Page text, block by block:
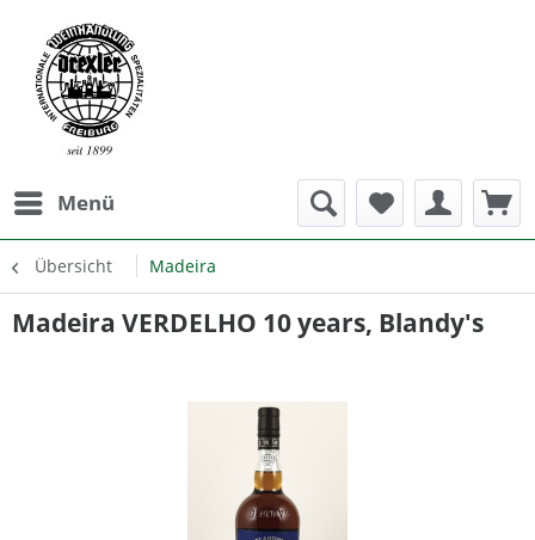
Menü
Übersicht Madeira
Madeira VERDELHO 10 years, Blandy's